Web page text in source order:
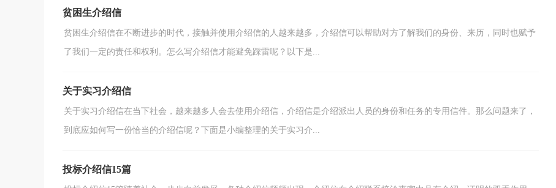
贫困生介绍信
贫困生介绍信在不断进步的时代，接触并使用介绍信的人越来越多，介绍信可以帮助对方了解我们的身份、来历，同时也赋予
了我们一定的责任和权利。怎么写介绍信才能避免踩雷呢？以下是...
关于实习介绍信
关于实习介绍信在当下社会，越来越多人会去使用介绍信，介绍信是介绍派出人员的身份和任务的专用信件。那么问题来了，
到底应如何写一份恰当的介绍信呢？下面是小编整理的关于实习介...
投标介绍信15篇